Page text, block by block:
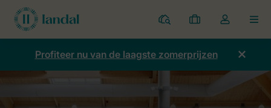
Parken
Mijn
boekingen
Open
de
dropdown
mijn
Profiteer nu van de laagste zomerprijzen
Home Vakantie Vakantieparken in Nederland met binnenzwembad